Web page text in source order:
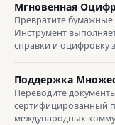
Мгновенная
Превратите
Инструмент
справки и оцифровку
Поддержка
Переводите
сертифицированный
международных